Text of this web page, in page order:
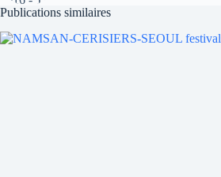
Publications similaires